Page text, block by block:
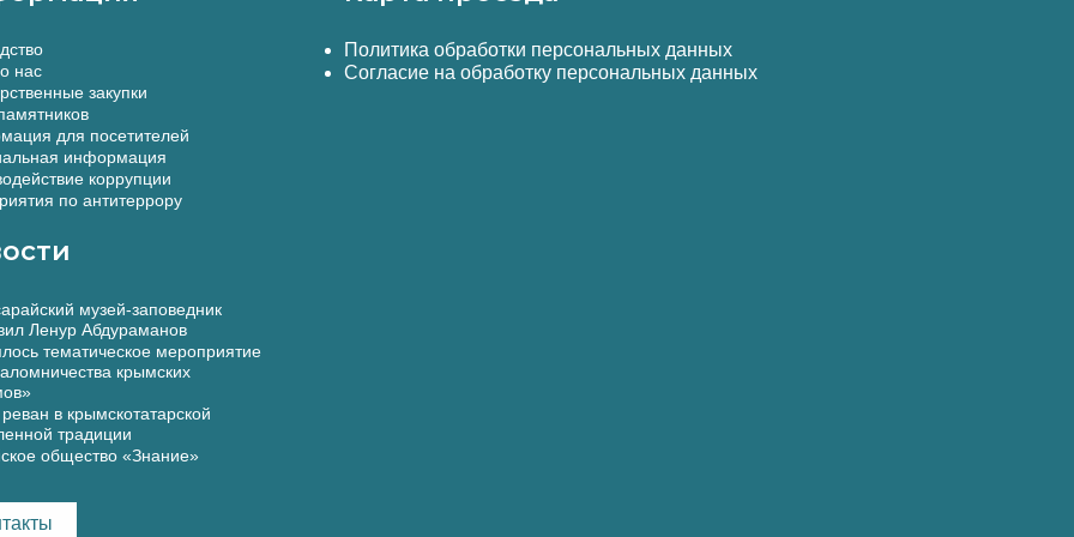
нас
закупки
для посетителей
информация
коррупции
по антитеррору
музей-заповедник
Ленур Абдураманов
тематическое мероприятие
крымских
в крымскотатарской
традиции
общество «Знание»
Политика обработки персональных данных
Согласие на обработку персональных данных